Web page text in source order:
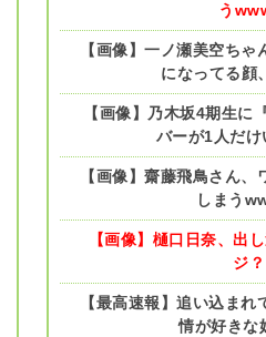
う
【画像】一ノ瀬美空ちゃ
になってる顔
【画像】乃木坂4期生に
バーが1人だけ
【画像】齋藤飛鳥さん
しまう
【画像】樋口日奈、出
ジ
【最高速報】追い込ま
情が好き